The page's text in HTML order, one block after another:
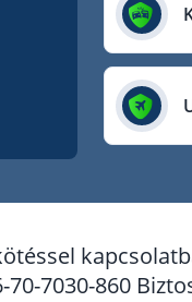
7030-860